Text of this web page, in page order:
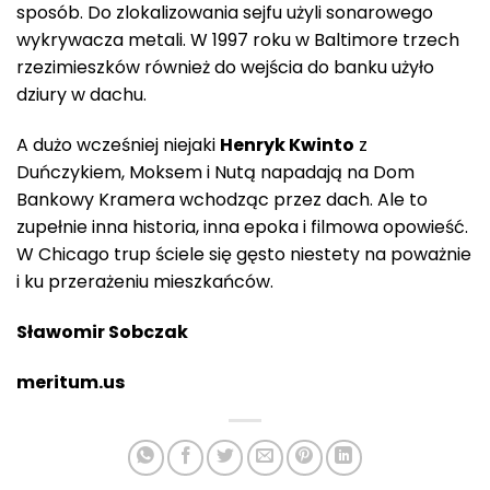
sposób. Do zlokalizowania sejfu użyli sonarowego
wykrywacza metali. W 1997 roku w Baltimore trzech
rzezimieszków również do wejścia do banku użyło
dziury w dachu.
A dużo wcześniej niejaki Henryk Kwinto z
Duńczykiem, Moksem i Nutą napadają na Dom
Bankowy Kramera wchodząc przez dach. Ale to
zupełnie inna historia, inna epoka i filmowa opowieść.
W Chicago trup ściele się gęsto niestety na poważnie
i ku przerażeniu mieszkańców.
Sławomir Sobczak
meritum.us